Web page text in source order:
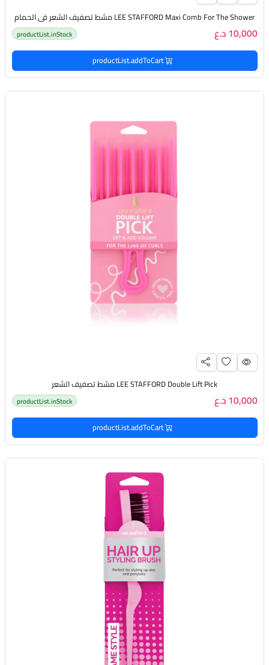
LEE STAFFORD Maxi Comb For The Shower مشط تصفيف الشعر في الحمام
10,000 د.ع productList.inStock
productList.addToCart
LEE STAFFORD Double Lift Pick مشط تصفيف الشعر
10,000 د.ع productList.inStock
productList.addToCart